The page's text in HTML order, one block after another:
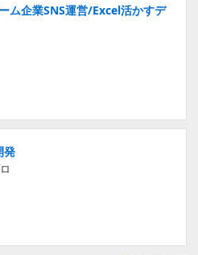
ム企業SNS運営/Excel活かすデ
発